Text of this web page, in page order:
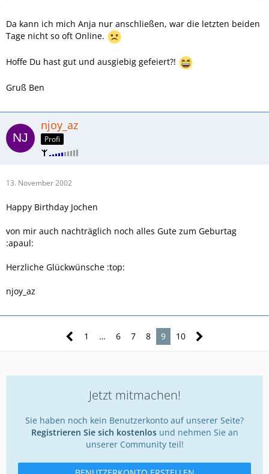
Da kann ich mich Anja nur anschließen, war die letzten beiden
Tage nicht so oft Online.
Hoffe Du hast gut und ausgiebig gefeiert?!
Gruß Ben
njoy_az
Profi
13. November 2002
Happy Birthday Jochen
von mir auch nachträglich noch alles Gute zum Geburtag
:apaul:
Herzliche Glückwünsche :top:
njoy_az
1 … 6 7 8 9 10
Jetzt mitmachen!
Sie haben noch kein Benutzerkonto auf unserer Seite?
Registrieren Sie sich kostenlosund nehmen Sie an
unserer Community teil!